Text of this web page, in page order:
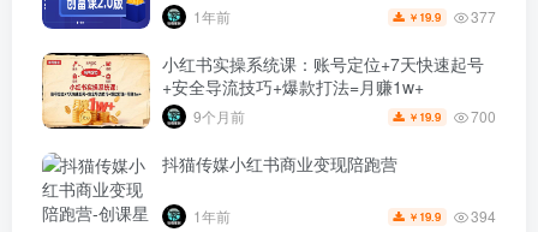
1年前 ￥ 19.9 377
小红书实操系统课：账号定位+7天快速起号
+安全导流技巧+爆款打法=月赚1w+
9个月前 ￥ 19.9 700
抖猫传媒小红书商业变现陪跑营
1年前 ￥ 19.9 394